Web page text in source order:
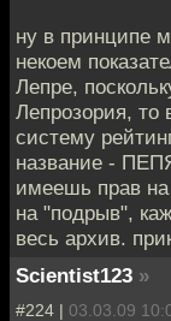
ну в принципе
некоем
Лепре,
Лепрозория, то
систему
название -
имеешь прав
на "подрыв",
весь архив.
Scientist123 »
#224 | 03.03.09